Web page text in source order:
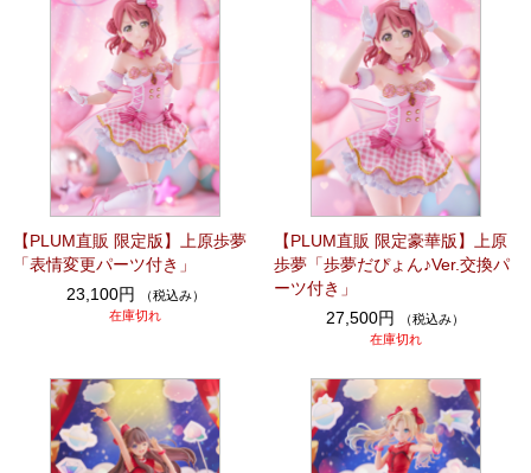
【PLUM直販 限定版】上原歩夢
「表情変更パーツ付き」
23,100円
（税込み）
在庫切れ
【PLUM直販 限定豪華版】上原
歩夢「歩夢だぴょん♪Ver.交換パ
ーツ付き」
27,500円
（税込み）
在庫切れ